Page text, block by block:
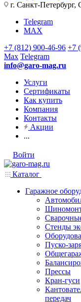
г. Санкт-Петербург,
Telegram
MAX
+7 (812) 900-46-96 +7
Max Telegram
info@garo-mag.ru
Услуги
Сертификаты
Как купить
Компания
Контакты
Акции
...
Войти
Каталог
Гаражное
Стенды
Пуско-
Прессы
Кран-гуси
передач